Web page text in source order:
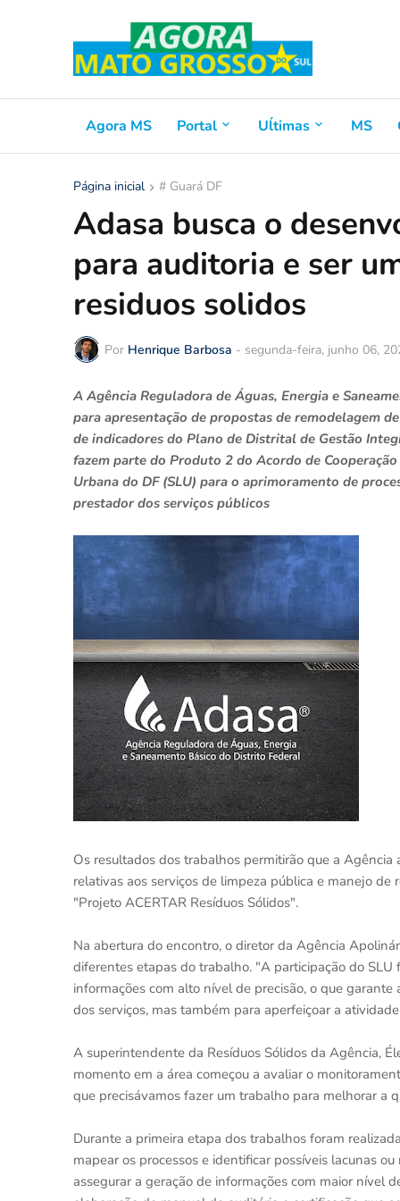
Agora MS Portal Uĺtimas MS
Página inicial # Guará DF
Adasa busca o
para auditoria e ser
residuos solidos
Por Henrique Barbosa - segunda-feira, junho 06,
A Agência Reguladora de Águas, Energia e
para apresentação de propostas de remodelagem
de indicadores do Plano de Distrital de Gestão
fazem parte do Produto 2 do Acordo de
Urbana do DF (SLU) para o aprimoramento de
prestador dos serviços públicos
Os resultados dos trabalhos permitirão que a
relativas aos serviços de limpeza pública e manejo
"Projeto ACERTAR Resíduos Sólidos".
Na abertura do encontro, o diretor da Agência
diferentes etapas do trabalho. "A participação do
informações com alto nível de precisão, o que
dos serviços, mas também para aperfeiçoar a
A superintendente da Resíduos Sólidos da Agência,
momento em a área começou a avaliar o
que precisávamos fazer um trabalho para melhorar a
Durante a primeira etapa dos trabalhos foram
mapear os processos e identificar possíveis lacunas
assegurar a geração de informações com maior nível